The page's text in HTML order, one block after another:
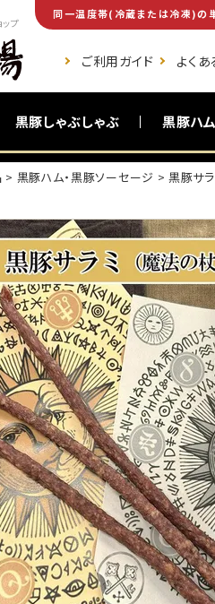
プ
同一温度帯(冷蔵または冷凍)の
ご利用ガイド よく
黒豚しゃぶしゃぶ 黒豚ハ
黒豚ハム・黒豚ソーセージ 黒豚サ